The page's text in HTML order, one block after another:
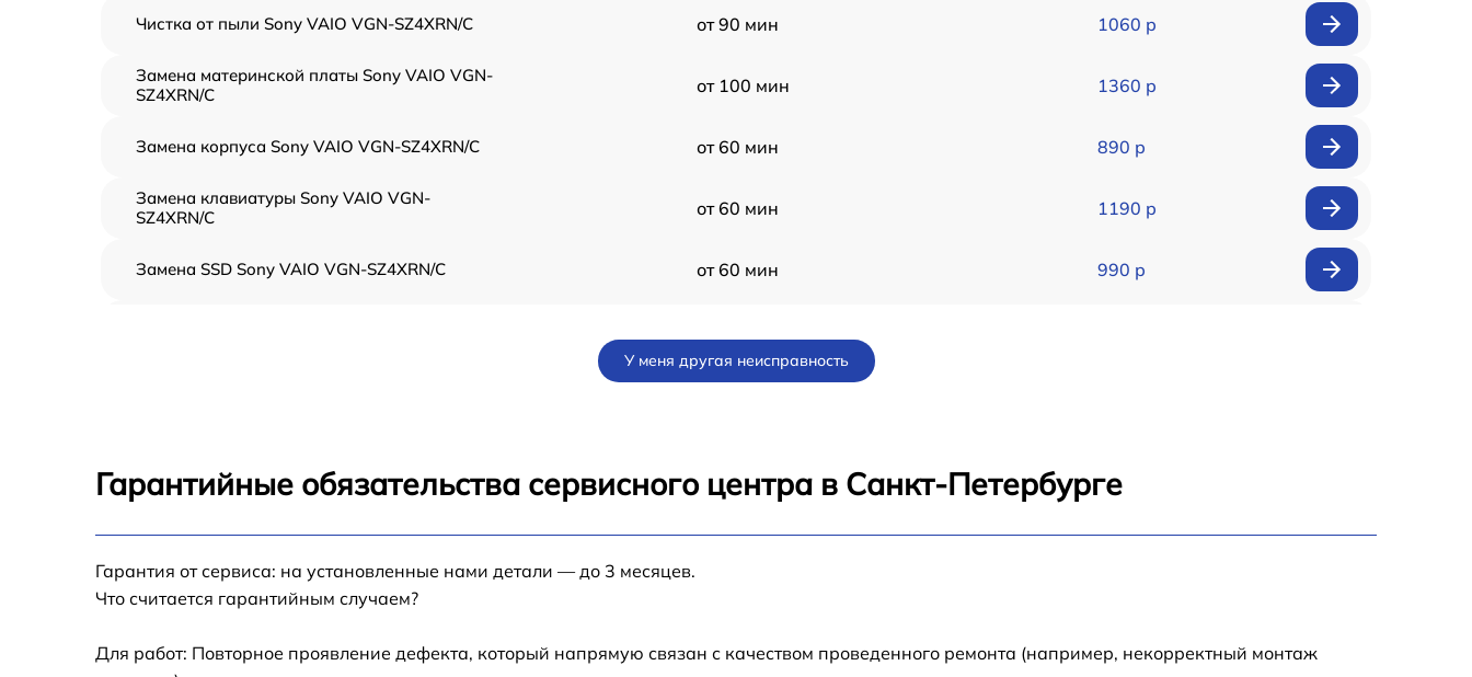
Чистка от пыли Sony VAIO VGN-SZ4XRN/C от 90 мин 1060 р
Замена материнской платы Sony VAIO VGN-
SZ4XRN/C
от 100 мин 1360 р
Замена корпуса Sony VAIO VGN-SZ4XRN/C от 60 мин 890 р
Замена клавиатуры Sony VAIO VGN-
SZ4XRN/C
от 60 мин 1190 р
Замена SSD Sony VAIO VGN-SZ4XRN/C от 60 мин 990 р
Замена термопасты Sony VAIO VGN-
SZ4XRN/C
VGN-SZ4XRN/C
У меня другая неисправность
Гарантийные обязательства сервисного центра в Санкт-Петербурге
Гарантия от сервиса: на установленные нами детали — до 3 месяцев.
Что считается гарантийным случаем?
Для работ: Повторное проявление дефекта, который напрямую связан с качеством проведенного ремонта (например, некорректный монтаж